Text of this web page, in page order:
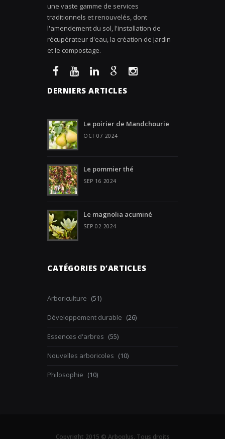
une vaste gamme de services
traditionnels et renouvelés, dont
l'amendement du sol, l'installation de
récupérateur d'eau, la création de jardin
et le compostage.
DERNIERS ARTICLES
Le poirier de Mandchourie
OCT 07 2024
Le pommier thé
SEP 16 2024
Le magnolia acuminé
SEP 02 2024
CATÉGORIES D’ARTICLES
Arboriculture (51)
Développement durable (26)
Essences d'arbres (55)
Nouvelles arboricoles (10)
Philosophie (10)
Copyright 2015 © Arboplus. Tous droits